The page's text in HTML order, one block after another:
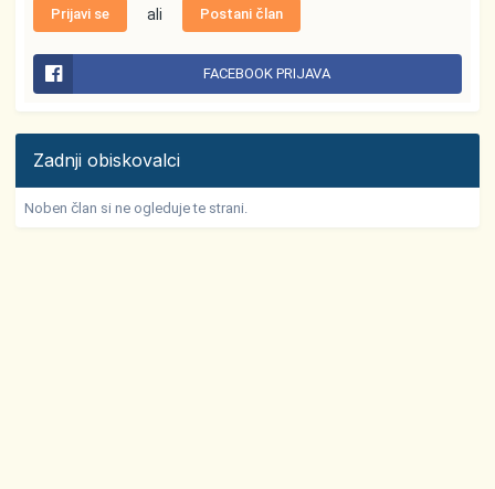
Prijavi se ali Postani član
FACEBOOK PRIJAVA
Zadnji obiskovalci
Noben član si ne ogleduje te strani.